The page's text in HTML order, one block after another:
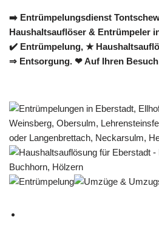
➡️ Entrümpelungsdienst
Haushaltsauflöser & Entrümpeler
✔️ Entrümpelung, ★
⇒ Entsorgung. ❤ Auf Ihren